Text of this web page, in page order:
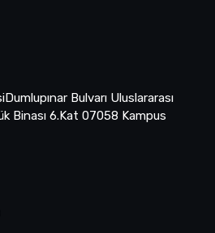
Bulvarı Uluslararası
Binası 6.Kat 07058 Kampus